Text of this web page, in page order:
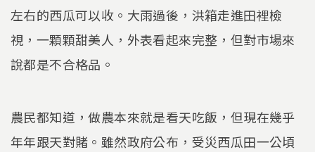
左右的西瓜可以收。大雨過後，洪箱走進田裡檢
視，一顆顆甜美人，外表看起來完整，但對市場來
說都是不合格品。
農民都知道，做農本來就是看天吃飯，但現在幾乎
年年跟天對賭。雖然政府公布，受災西瓜田一公頃